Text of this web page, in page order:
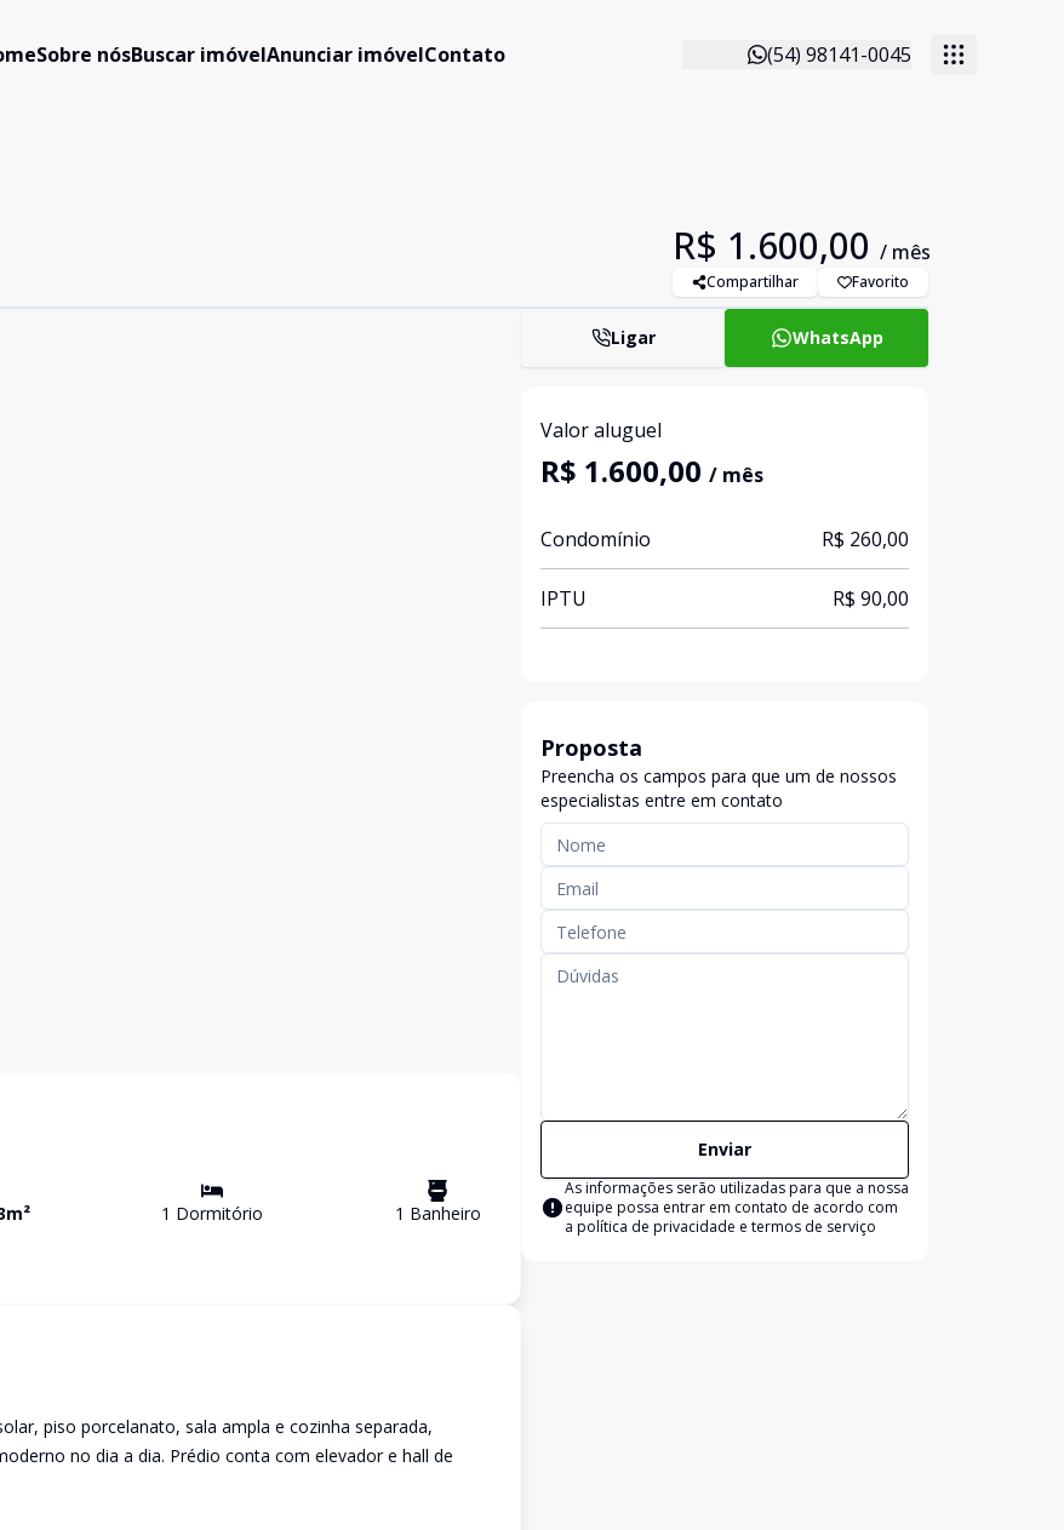
Sobre nósBuscar imóvelAnunciar imóvelContato (54) 98141-0045
R$ 1.600,00 / mês
Compartilhar Favorito
m² 1 Dormitório 1 Banheiro
piso porcelanato, sala ampla e cozinha separada,
no dia a dia. Prédio conta com elevador e hall de
Ligar WhatsApp
Valor aluguel
R$ 1.600,00 / mês
Condomínio R$ 260,00
IPTU R$ 90,00
Proposta
Preencha os campos para que um de nossos
especialistas entre em contato
Enviar
As informações serão utilizadas para que a nossa
equipe possa entrar em contato de acordo com
a política de privacidade e termos de serviço